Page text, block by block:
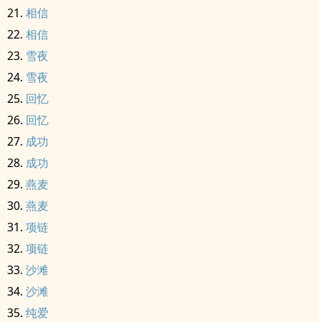
相信
相信
雪夜
雪夜
回忆
回忆
成功
成功
燕麦
燕麦
项链
项链
沙滩
沙滩
纯爱